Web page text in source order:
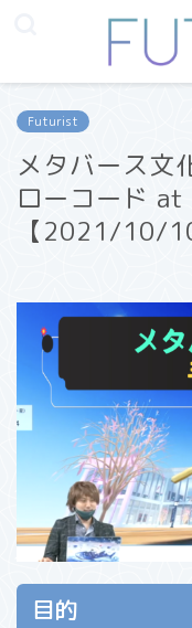
Futurist
メタバース文
ローコード
【2021/10/
目的